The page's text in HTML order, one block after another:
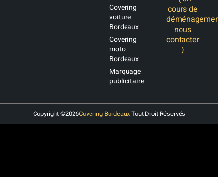
Covering
voiture
Bordeaux
Covering
moto
Bordeaux
Marquage
publicitaire
cours de
nous
contacter
)
Copyright ©2026Covering BordeauxTout Droit Réservés